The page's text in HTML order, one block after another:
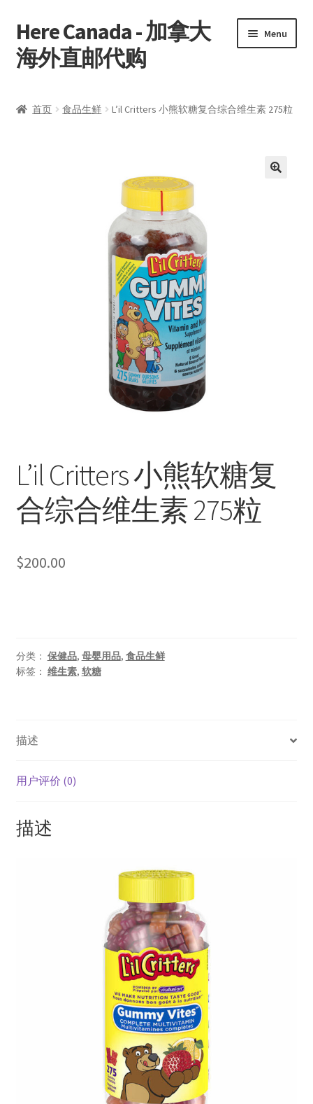
Skip
to
navigation
Skip
to
content
Here Canada - 加拿大
海外直邮代购
Menu
首页 食品生鲜 L’il Critters 小熊软糖复合综合维生素 275粒
L’il Critters 小熊软糖复
合综合维生素 275粒
$200.00
分类： 保健品, 母婴用品, 食品生鲜
标签： 维生素, 软糖
描述
用户评价 (0)
描述